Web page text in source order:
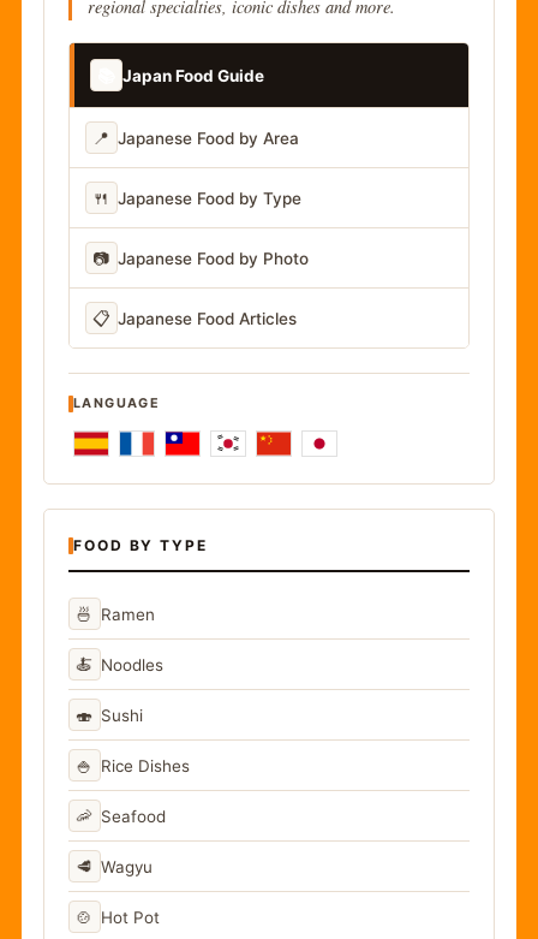
regional specialties, iconic dishes and more.
Japan Food Guide
📍 Japanese Food by Area
🍴 Japanese Food by Type
📷 Japanese Food by Photo
📋 Japanese Food Articles
LANGUAGE
FOOD BY TYPE
🍜 Ramen
🍝 Noodles
🍣 Sushi
🍚 Rice Dishes
🦐 Seafood
🥩 Wagyu
🍲 Hot Pot